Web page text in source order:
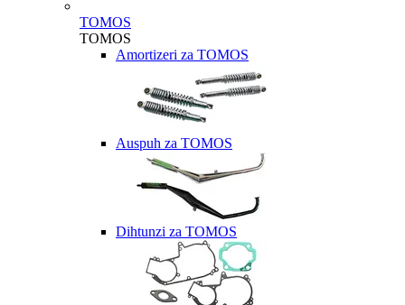
TOMOS
TOMOS
Amortizeri za TOMOS
Auspuh za TOMOS
Dihtunzi za TOMOS